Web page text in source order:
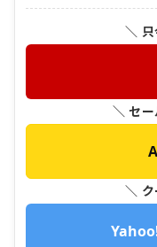
＼
＼ セ
＼